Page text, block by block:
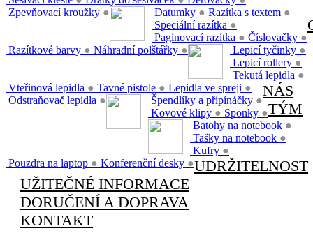
Zpevňovací kroužky ● Datumky ● Razítka s textem ●
Speciální razítka ●
Paginovací razítka ● Číslovačky ●
Razítkové barvy ● Náhradní polštářky ● Lepicí tyčinky ●
Lepicí rollery ●
Tekutá lepidla ●
Vteřinová lepidla ● Tavné pistole ● Lepidla ve spreji ●
Odstraňovač lepidla ● Špendlíky a připínáčky ●
Kovové klipy ● Sponky ●
Batohy na notebook ●
Tašky na notebook ●
Kufry ●
Pouzdra na laptop ● Konferenční desky ●
NÁS
TÝM
UDRŽITELNOST
UŽITEČNÉ INFORMACE
DORUČENÍ A DOPRAVA
KONTAKT